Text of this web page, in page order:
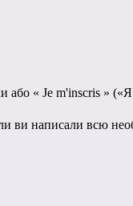
або « Je m'inscris »
ви написали всю